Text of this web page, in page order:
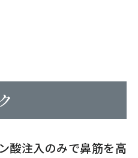
酸注入のみで鼻筋を高